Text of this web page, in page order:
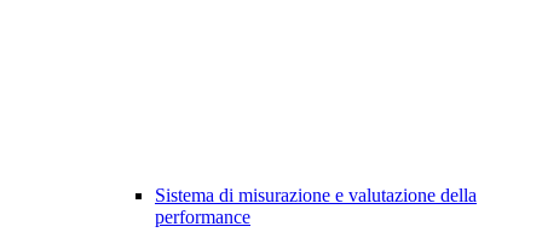
Sistema di misurazione e valutazione della
performance